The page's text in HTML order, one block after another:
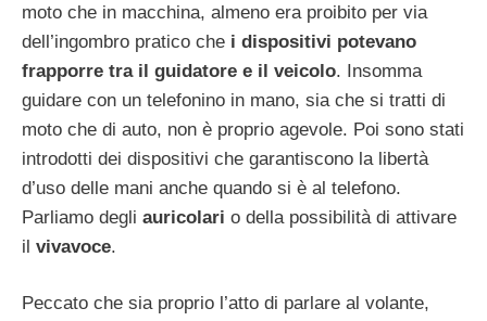
moto che in macchina, almeno era proibito per via
dell’ingombro pratico che i dispositivi potevano
frapporre tra il guidatore e il veicolo. Insomma
guidare con un telefonino in mano, sia che si tratti di
moto che di auto, non è proprio agevole. Poi sono stati
introdotti dei dispositivi che garantiscono la libertà
d’uso delle mani anche quando si è al telefono.
Parliamo degli auricolari o della possibilità di attivare
il vivavoce.
Peccato che sia proprio l’atto di parlare al volante,